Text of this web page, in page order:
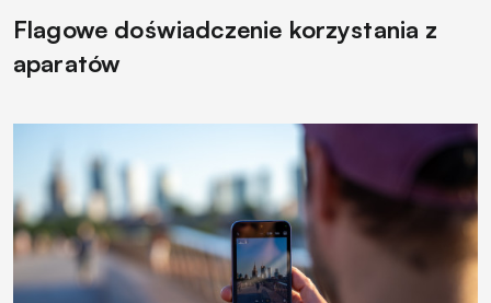
Flagowe doświadczenie korzystania z
aparatów